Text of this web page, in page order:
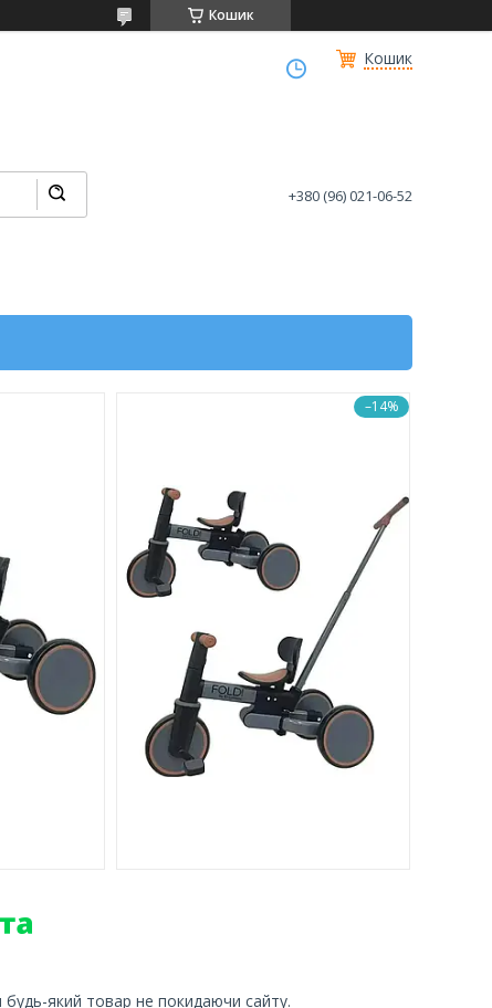
Кошик
Кошик
+380 (96) 021-06-52
–14%
будь-який товар не покидаючи сайту.